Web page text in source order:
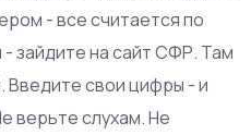
- все считается по
- зайдите на сайт СФР. Там
Введите свои цифры - и
верьте слухам. Не